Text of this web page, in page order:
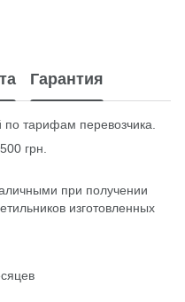
Гарантия
тарифам перевозчика.
грн.
при получении
изготовленных